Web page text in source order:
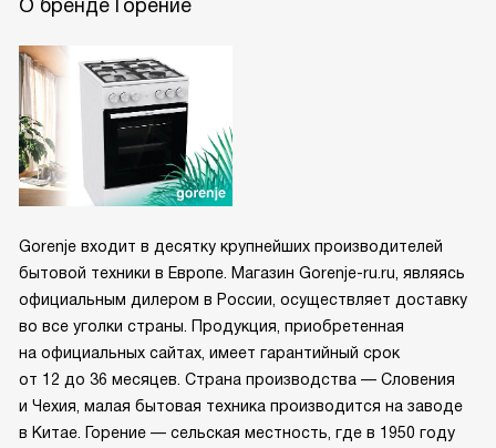
О бренде Горение
Gorenje входит в десятку крупнейших производителей
бытовой техники в Европе. Магазин Gorenje-ru.ru, являясь
официальным дилером в России, осуществляет доставку
во все уголки страны. Продукция, приобретенная
на официальных сайтах, имеет гарантийный срок
от 12 до 36 месяцев. Страна производства — Словения
и Чехия, малая бытовая техника производится на заводе
в Китае. Горение — сельская местность, где в 1950 году